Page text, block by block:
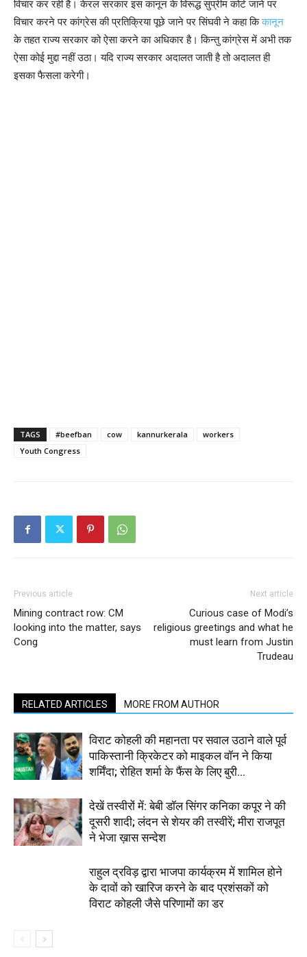
विचार कर रही है। केरल सरकार इस कानून के विरूद्ध सुप्रीम कोर्ट जाने पर
विचार करने पर कांग्रेस की प्रतिक्रिया पूछे जाने पर सिंघवी ने कहा किकानून
के तहत राज्य सरकार को ऐसा करने का अधिकार है। किन्तु कांग्रेस में अभी तक
ऐसा कोई मुद्दा नहीं उठा। यदि राज्य सरकार अदालत जाती है तो अदालत ही
इसका फैसला करेगी।
TAGS #beefban cow kannurkerala
workers
Youth Congress
Previous article
Mining contract row: CM
looking into the matter, says
Cong
Next article
Curious case of Modi’s
religious greetings and what he
must learn from Justin
Trudeau
RELATED ARTICLES MORE FROM AUTHOR
विराट कोहली की महानता पर सवाल उठाने वाले पूर्व
पाकिस्तानी क्रिकेटर को माइकल वॉन ने किया
शर्मिंदा; रोहित शर्मा के फैंस के लिए बुरी...
देखें तस्वीरों में: बेबी डॉल सिंगर कनिका कपूर ने की
दूसरी शादी; लंदन से शेयर की तस्वीरें; मीरा राजपूत
ने भेजा ख़ास सन्देश
राहुल द्रविड़ द्वारा भाजपा कार्यक्रम में शामिल होने
के दावों को खारिज करने के बाद प्रशंसकों को
विराट कोहली जैसे परिणामों का डर